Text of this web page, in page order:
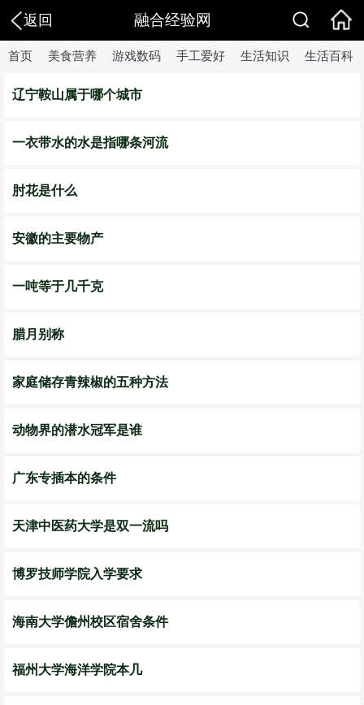
返回 融合经验网
首页 美食营养 游戏数码 手工爱好 生活知识 生活百科
辽宁鞍山属于哪个城市
一衣带水的水是指哪条河流
肘花是什么
安徽的主要物产
一吨等于几千克
腊月别称
家庭储存青辣椒的五种方法
动物界的潜水冠军是谁
广东专插本的条件
天津中医药大学是双一流吗
博罗技师学院入学要求
海南大学儋州校区宿舍条件
福州大学海洋学院本几